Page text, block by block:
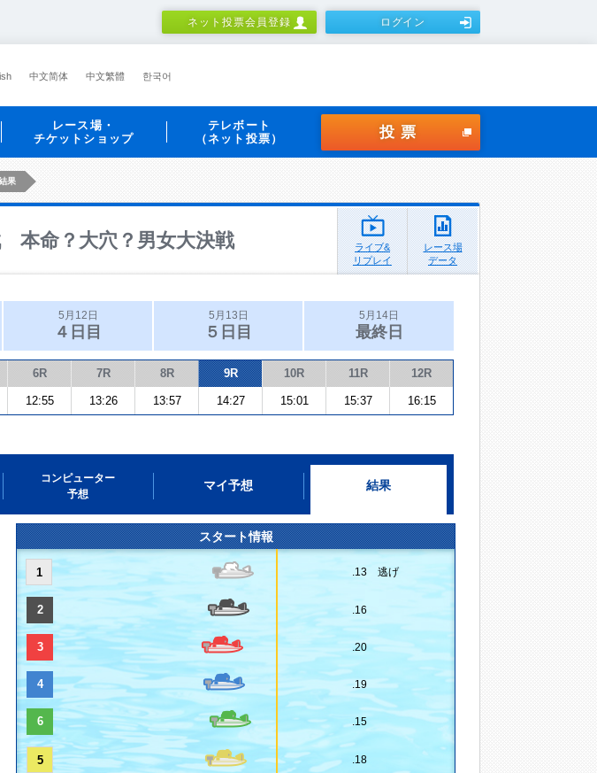
ネット投票会員登録 ログイン
中文简体 中文繁體 한국어
レース場・
チケットショップ
テレボート
（ネット投票）
投票
果
本命？大穴？男女大決戦
ライブ&
リプレイ
レース場
データ
5月12日
４日目
5月13日
５日目
5月14日
最終日
6R 7R 8R 9R 10R 11R 12R
12:55 13:26 13:57 14:27 15:01 15:37 16:15
コンピューター
予想
マイ予想 結果
スタート情報
1 .13 逃げ
2 .16
3 .20
4 .19
6 .15
5 .18